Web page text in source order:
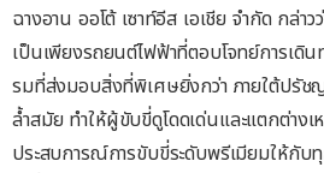
ฉางอาน ออโต้ เซาท์อีส เอเชีย จำกัด กล่า
เป็นเพียงรถยนต์ไฟฟ้าที่ตอบโจทย์การเดิ
รมที่ส่งมอบสิ่งที่พิเศษยิ่งกว่า ภายใต้ปรัช
ล้ำสมัย ทำให้ผู้ขับขี่ดูโดดเด่นและแตกต่าง
ประสบการณ์การขับขี่ระดับพรีเมียมให้กับ